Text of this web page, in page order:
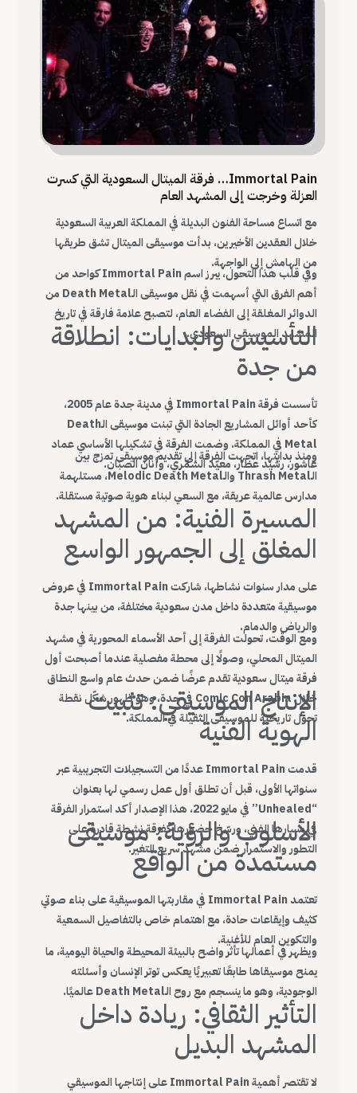
Immortal Pain… فرقة الميتال السعودية التي كسرت
العزلة وخرجت إلى المشهد العام
مع اتساع مساحة الفنون البديلة في المملكة العربية السعودية
خلال العقدين الأخيرين، بدأت موسيقى الميتال تشق طريقها
من الهامش إلى الواجهة.
وفي قلب هذا التحول، يبرز اسم Immortal Pain كواحد من
أهم الفرق التي أسهمت في نقل موسيقى الـDeath Metal من
الدوائر المغلقة إلى الفضاء العام، لتصبح علامة فارقة في تاريخ
المشهد الموسيقي السعودي.
التأسيس والبدايات: انطلاقة
من جدة
تأسست فرقة Immortal Pain في مدينة جدة عام 2005،
كأحد أوائل المشاريع الجادة التي تبنت موسيقى الـDeath
Metal في المملكة. وضمت الفرقة في تشكيلها الأساسي عماد
عاشور، رشيد عطار، معيّد الشمّري، وأنان الصبّان.
ومنذ بدايتها، اتجهت الفرقة إلى تقديم موسيقى تمزج بين
الـThrash Metal والـMelodic Death Metal، مستلهمة
مدارس عالمية عريقة، مع السعي لبناء هوية صوتية مستقلة.
المسيرة الفنية: من المشهد
المغلق إلى الجمهور الواسع
على مدار سنوات نشاطها، شاركت Immortal Pain في عروض
موسيقية متعددة داخل مدن سعودية مختلفة، من بينها جدة
والرياض والدمام.
ومع الوقت، تحولت الفرقة إلى أحد الأسماء المحورية في مشهد
الميتال المحلي، وصولًا إلى محطة مفصلية عندما أصبحت أول
فرقة ميتال سعودية تقدم عرضًا ضمن حدث عام واسع النطاق
خلال Comic Con Arabia في جدة، وهو ظهور شكّل نقطة
تحول تاريخية للموسيقى الثقيلة في المملكة.
الإنتاج الموسيقي: تثبيت
الهوية الفنية
قدمت Immortal Pain عددًا من التسجيلات التجريبية عبر
سنواتها الأولى، قبل أن تطلق أول عمل رسمي لها بعنوان
“Unhealed” في مايو 2022، هذا الإصدار أكد استمرار الفرقة
في مسارها الفني، ورسّخ حضورها كفرقة نشطة قادرة على
التطور والاستمرار ضمن مشهد سريع التغير.
الأسلوب والرؤية: موسيقى
مستمدة من الواقع
تعتمد Immortal Pain في مقاربتها الموسيقية على بناء صوتي
كثيف وإيقاعات حادة، مع اهتمام خاص بالتفاصيل السمعية
والتكوين العام للأغنية.
ويظهر في أعمالها تأثر واضح بالبيئة المحيطة والحياة اليومية، ما
يمنح موسيقاها طابعًا تعبيريًا يعكس توتر الإنسان وأسئلته
الوجودية، وهو ما ينسجم مع روح الـDeath Metal عالميًا.
التأثير الثقافي: ريادة داخل
المشهد البديل
لا تقتصر أهمية Immortal Pain على إنتاجها الموسيقي